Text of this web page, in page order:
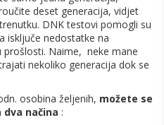
deset generacija, vidjet
DNK testovi pomogli su
isključe nedostatke na
prošlosti. Naime, neke mane
nekoliko generacija dok se
osobina željenih, možete se
načina :